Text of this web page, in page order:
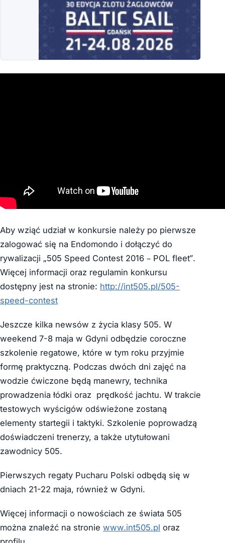
Aby wziąć udział w konkursie należy po pierwsze
zalogować się na Endomondo i dołączyć do
rywalizacji „505 Speed Contest 2016 – POL fleet”.
Więcej informacji oraz regulamin konkursu
dostępny jest na stronie: http://int505.pl/505-
speed-contest
Jeszcze kilka newsów z życia klasy 505. W
weekend 7-8 maja w Gdyni odbędzie coroczne
szkolenie regatowe, które w tym roku przyjmie
formę praktyczną. Podczas dwóch dni zajęć na
wodzie ćwiczone będą manewry, technika
prowadzenia łódki oraz prędkość jachtu. W trakcie
testowych wyścigów odświeżone zostaną
elementy startegii i taktyki. Szkolenie poprowadzą
doświadczeni trenerzy, a także utytułowani
zawodnicy 505.
Pierwszych regaty Pucharu Polski odbędą się w
dniach 21-22 maja, również w Gdyni.
Więcej informacji o nowościach ze świata 505
można znaleźć na stronie www.int505.pl oraz